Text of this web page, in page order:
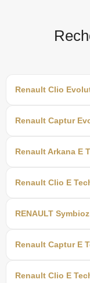
Renault Clio
Renault Captur
Renault Arkana E
Renault Clio E
RENAULT
Renault Captur E
Renault Clio E